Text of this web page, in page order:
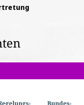
Bundes­